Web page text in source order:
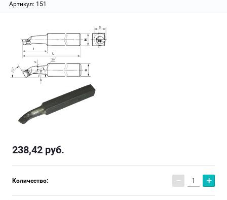
Артикул: 151
238,42 руб.
Количество: − +